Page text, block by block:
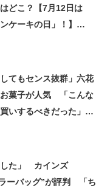
どこ？【7月12日は
ケーキの日」！】
してもセンス抜群」六花
お菓子が人気 「こんな
いするべきだった」
した」 カインズ
ーバッグ”が評判 「ち